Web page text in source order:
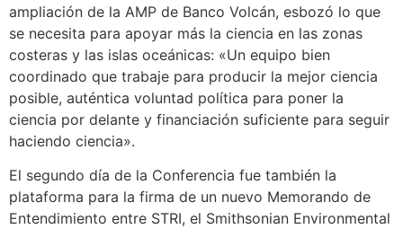
ampliación de la AMP de Banco Volcán, esbozó lo que
se necesita para apoyar más la ciencia en las zonas
costeras y las islas oceánicas: «Un equipo bien
coordinado que trabaje para producir la mejor ciencia
posible, auténtica voluntad política para poner la
ciencia por delante y financiación suficiente para seguir
haciendo ciencia».
El segundo día de la Conferencia fue también la
plataforma para la firma de un nuevo Memorando de
Entendimiento entre STRI, el Smithsonian Environmental